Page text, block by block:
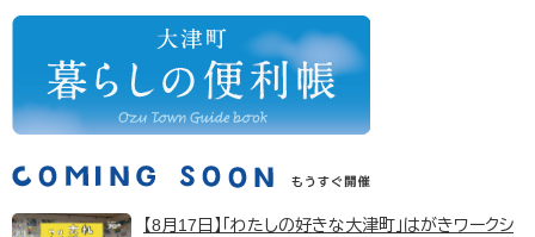
【8月17日】「わたしの好きな大津町」はがきワークシ